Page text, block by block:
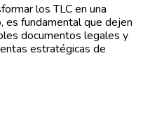
los TLC en una
es fundamental que dejen
documentos legales y
estratégicas de